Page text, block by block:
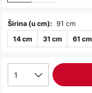
Širina (u cm): 91 cm
14 cm 31 cm 61 cm
1